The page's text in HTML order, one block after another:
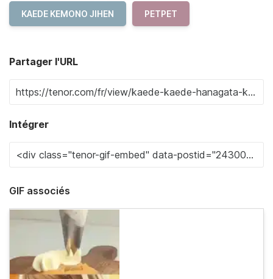
KAEDE KEMONO JIHEN PETPET
Partager l'URL
Intégrer
GIF associés